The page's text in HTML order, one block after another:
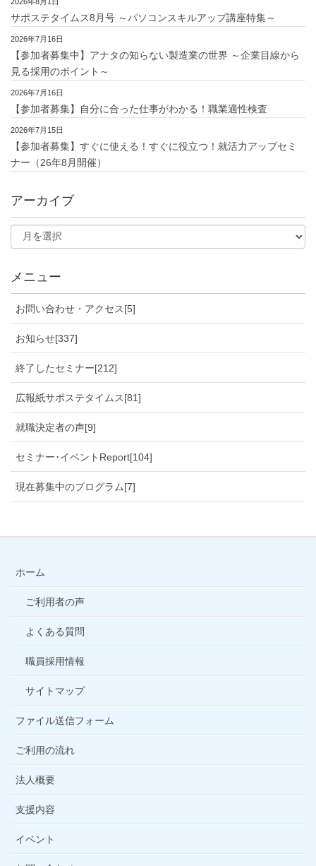
サポステタイムス8月号 ～パソコンスキルアップ講座特集～
2026年7月16日
【参加者募集中】アナタの知らない製造業の世界 ～企業目線から
見る採用のポイント～
2026年7月16日
【参加者募集】自分に合った仕事がわかる！職業適性検査
2026年7月15日
【参加者募集】すぐに使える！すぐに役立つ！就活力アップセミ
ナー（26年8月開催）
アーカイブ
メニュー
お問い合わせ・アクセス[5]
お知らせ[337]
終了したセミナー[212]
広報紙サポステタイムス[81]
就職決定者の声[9]
セミナー･イベントReport[104]
現在募集中のプログラム[7]
ホーム
ご利用者の声
よくある質問
職員採用情報
サイトマップ
ファイル送信フォーム
ご利用の流れ
法人概要
支援内容
イベント